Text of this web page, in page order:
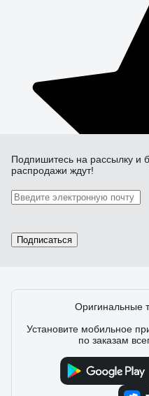
Подпишитесь на рассылку и
распродажи ждут!
Подписаться
Оригинальные
Установите мобильное
по заказам